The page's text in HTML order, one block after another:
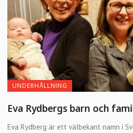
UNDERHÅLLNING
Eva Rydbergs barn och
Eva Rydberg är ett välbekant namn i